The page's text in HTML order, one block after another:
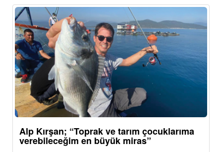
Alp Kırşan; “Toprak ve tarım çocuklarıma
verebileceğim en büyük miras”